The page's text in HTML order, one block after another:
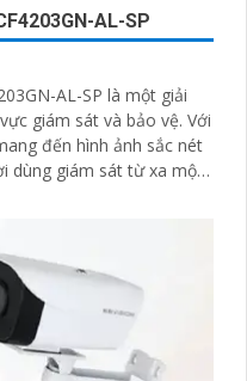
AL-SP
AL-SP là một giải
giám sát và bảo vệ. Với
đến hình ảnh sắc nét
dùng giám sát từ xa một